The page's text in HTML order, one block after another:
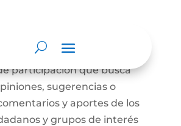
la ciudadanía es un
participación que busca
sugerencias o
y aportes de los
y grupos de interés